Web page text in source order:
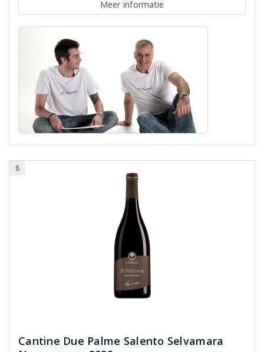
Meer informatie
8
Cantine Due Palme Salento Selvamara